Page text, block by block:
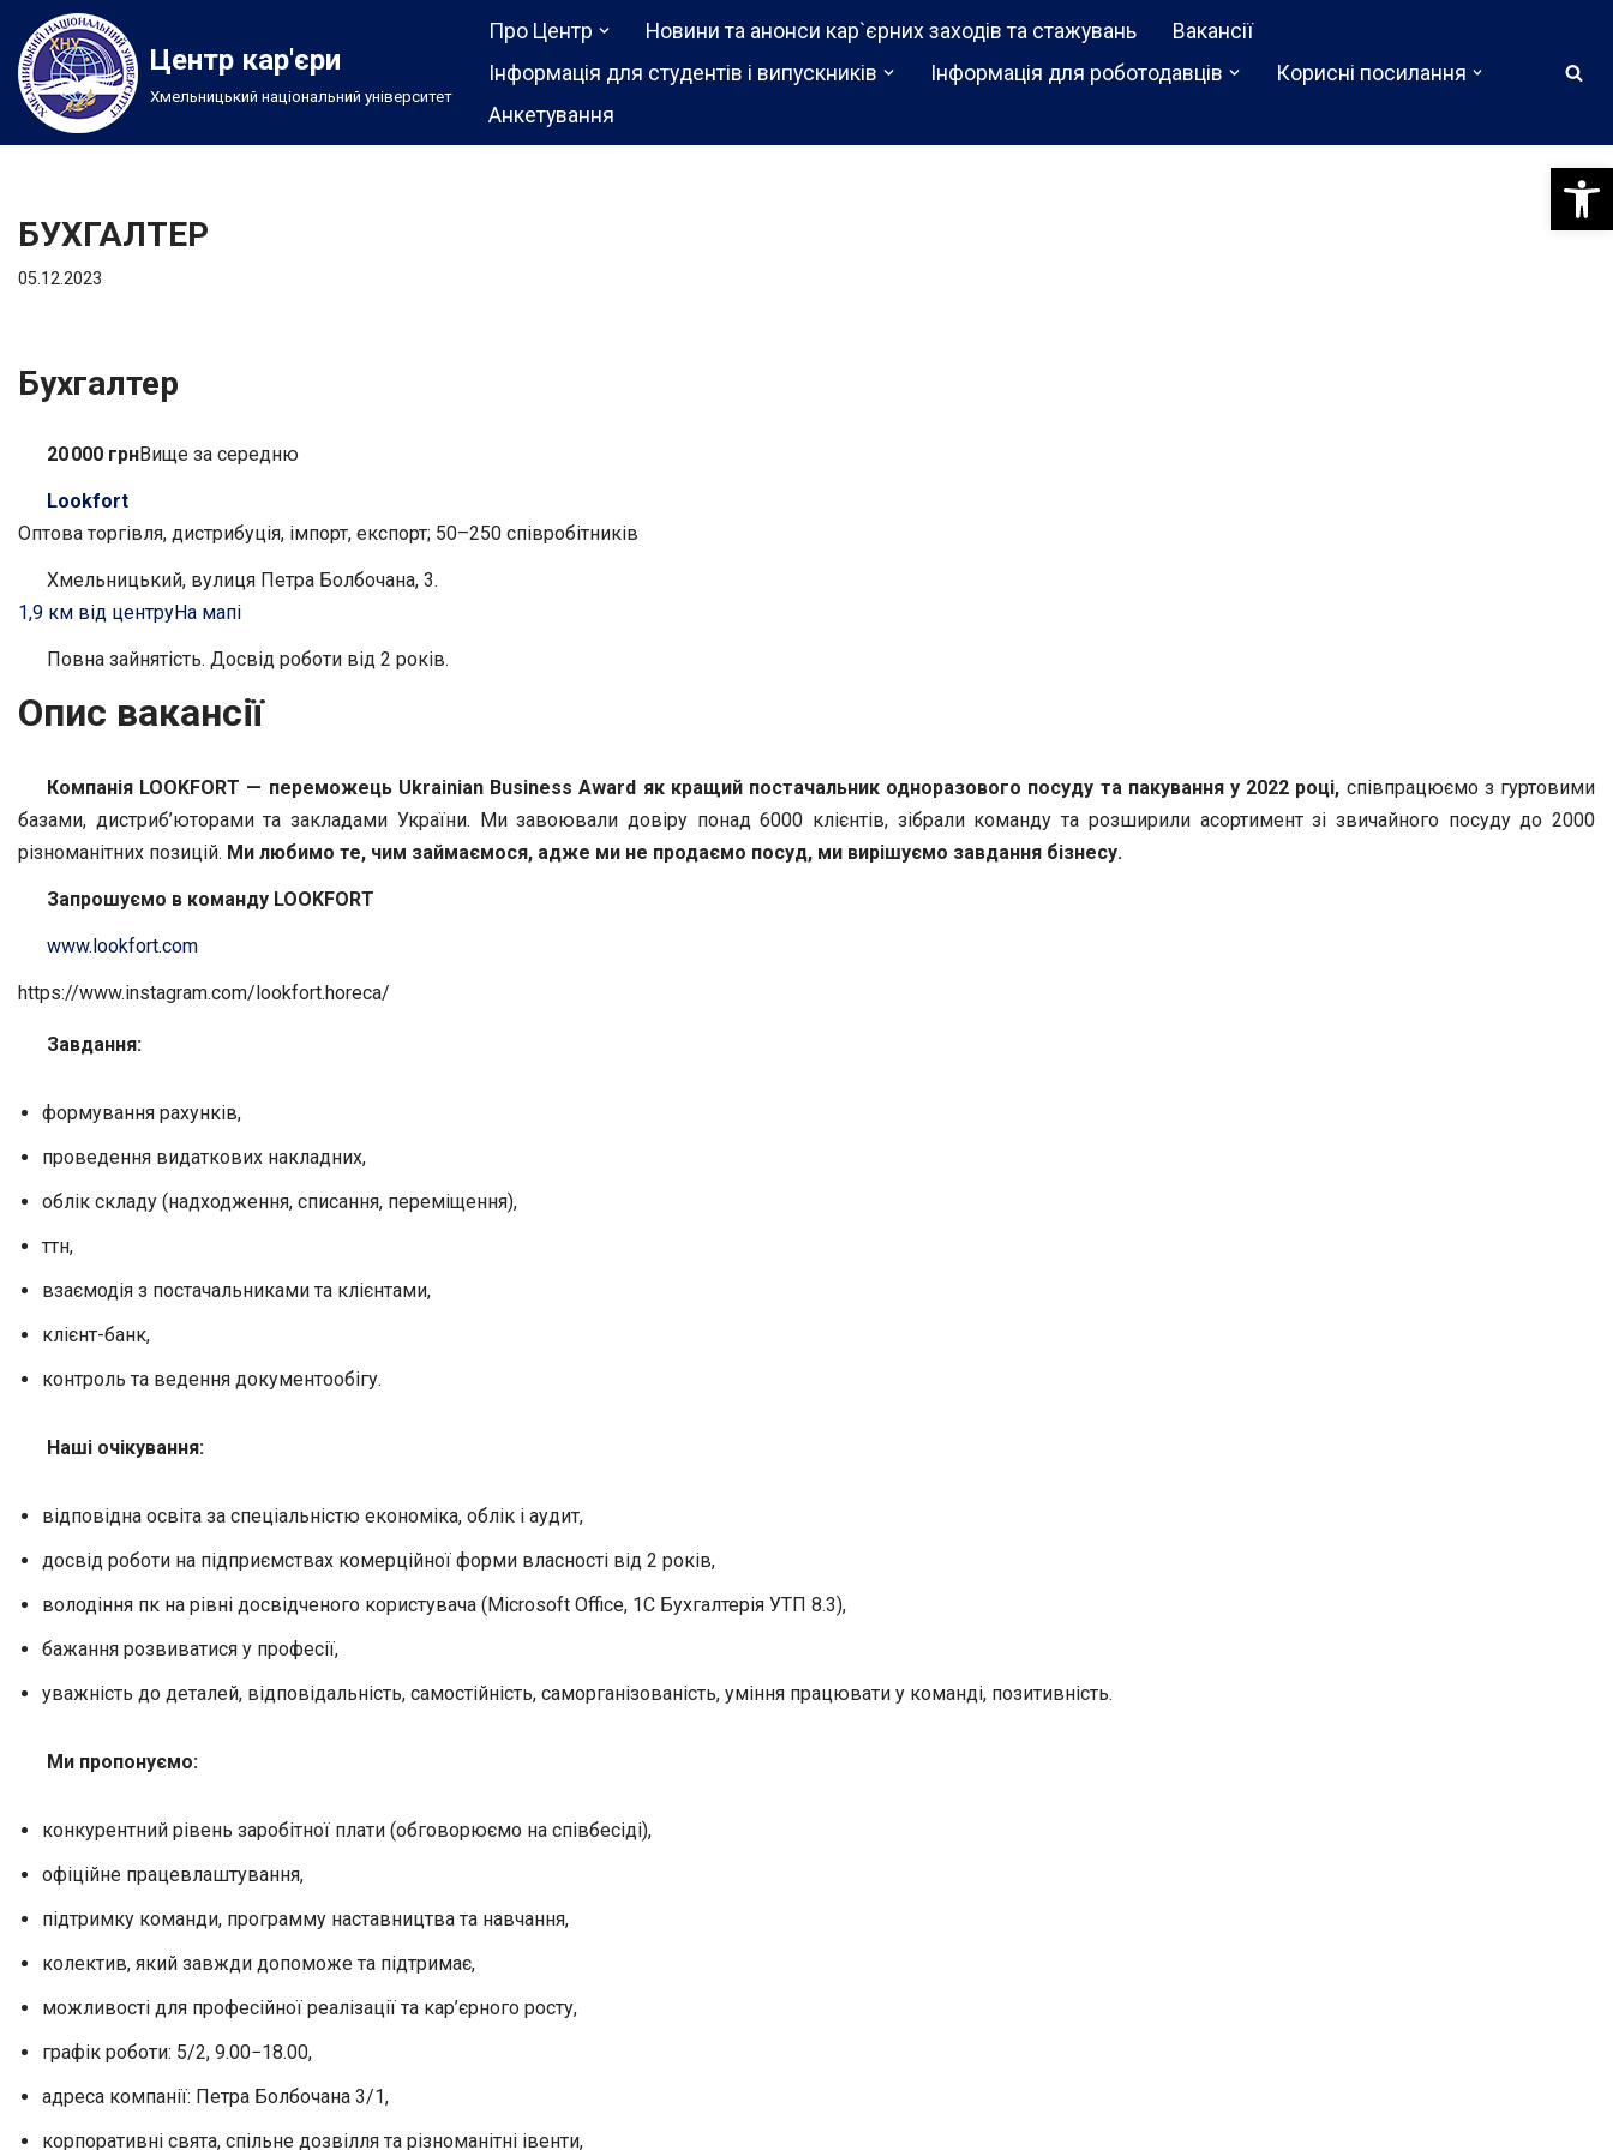
Перейти
до
вмісту
Центр кар'єри
Хмельницький національний університет
Про Центр Новини та анонси кар`єрних заходів та стажувань
Вакансії
Інформація для студентів і випускників
Інформація для роботодавців
Корисні посилання
Анкетування
БУХГАЛТЕР
05.12.2023
Бухгалтер
20 000 грнВище за середню
Lookfort
Оптова торгівля, дистрибуція, імпорт, експорт; 50–250 співробітників
Хмельницький, вулиця Петра Болбочана, 3.
1,9 км від центруНа мапі
Повна зайнятість. Досвід роботи від 2 років.
Опис вакансії
Компанія LOOKFORT — переможець Ukrainian Business Award як кращий постачальник одноразового посуду та пакування у 2022 році, співпрацюємо з гуртовими
базами, дистриб’юторами та закладами України. Ми завоювали довіру понад 6000 клієнтів, зібрали команду та розширили асортимент зі звичайного посуду до 2000
різноманітних позицій. Ми любимо те, чим займаємося, адже ми не продаємо посуд, ми вирішуємо завдання бізнесу.
Запрошуємо в команду LOOKFORT
www.lookfort.com
https://www.instagram.com/lookfort.horeca/
Завдання:
формування рахунків,
проведення видаткових накладних,
облік складу (надходження, списання, переміщення),
ттн,
взаємодія з постачальниками та клієнтами,
клієнт-банк,
контроль та ведення документообігу.
Наші очікування:
відповідна освіта за спеціальністю економіка, облік і аудит,
досвід роботи на підприємствах комерційної форми власності від 2 років,
володіння пк на рівні досвідченого користувача (Microsoft Office, 1С Бухгалтерія УТП 8.3),
бажання розвиватися у професії,
уважність до деталей, відповідальність, самостійність, саморганізованість, уміння працювати у команді, позитивність.
Ми пропонуємо:
конкурентний рівень заробітної плати (обговорюємо на співбесіді),
офіційне працевлаштування,
підтримку команди, программу наставництва та навчання,
колектив, який завжди допоможе та підтримає,
можливості для професійної реалізації та кар’єрного росту,
графік роботи: 5/2, 9.00−18.00,
адреса компанії: Петра Болбочана 3/1,
корпоративні свята, спільне дозвілля та різноманітні івенти,